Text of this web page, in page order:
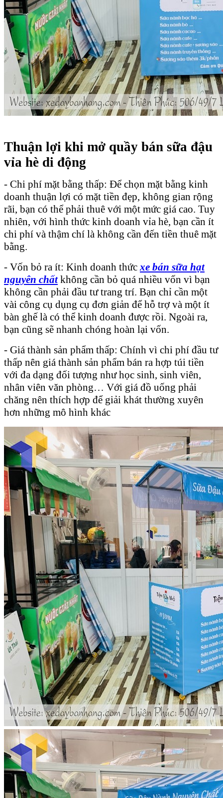
Thuận lợi khi mở quầy bán sữa đậu
vỉa hè di động
- Chi phí mặt bằng thấp: Để chọn mặt bằng kinh
doanh thuận lợi có mặt tiền đẹp, không gian rộng
rãi, bạn có thể phải thuê với một mức giá cao. Tuy
nhiên, với hình thức kinh doanh vỉa hè, bạn cần ít
chi phí và thậm chí là không cần đến tiền thuê mặt
bằng.
- Vốn bỏ ra ít: Kinh doanh thứcxe bán sữa hạt
nguyên chấtkhông cần bỏ quá nhiều vốn vì bạn
không cần phải đầu tư trang trí. Bạn chỉ cần một
vài công cụ dụng cụ đơn giản để hỗ trợ và một ít
bàn ghế là có thể kinh doanh được rồi. Ngoài ra,
bạn cũng sẽ nhanh chóng hoàn lại vốn.
- Giá thành sản phẩm thấp: Chính vì chi phí đầu tư
thấp nên giá thành sản phẩm bán ra hợp túi tiền
với đa dạng đối tượng như học sinh, sinh viên,
nhân viên văn phòng… Với giá đồ uống phải
chăng nên thích hợp để giải khát thường xuyên
hơn những mô hình khác